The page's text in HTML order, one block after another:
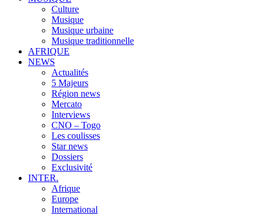
Culture
Musique
Musique urbaine
Musique traditionnelle
AFRIQUE
NEWS
Actualités
5 Majeurs
Région news
Mercato
Interviews
CNO – Togo
Les coulisses
Star news
Dossiers
Exclusivité
INTER.
Afrique
Europe
International